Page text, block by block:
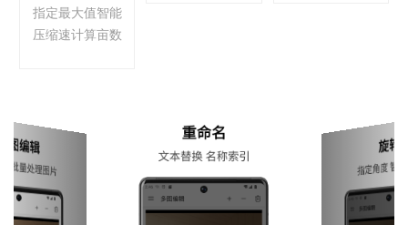
指定最大值智能
压缩速计算亩数